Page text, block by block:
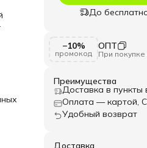
До
−10%
промокод
ОПТ
При покупке
Преимущества
Доставка в
Оплата — картой,
Удобный возврат
Доставка